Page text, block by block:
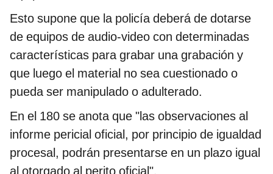
Esto supone que la policía deberá de dotarse
de equipos de audio-video con determinadas
características para grabar una grabación y
que luego el material no sea cuestionado o
pueda ser manipulado o adulterado.
En el 180 se anota que "las observaciones al
informe pericial oficial, por principio de igualdad
procesal, podrán presentarse en un plazo igual
al otorgado al perito oficial".